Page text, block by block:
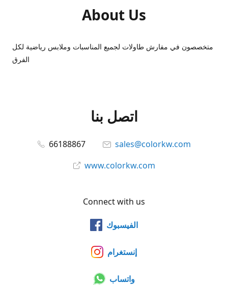
About Us
متخصصون في مفارش طاولات لجميع المناسبات وملابس رياضية لكل
الفرق
اتصل بنا
66188867
sales@colorkw.com
www.colorkw.com
Connect with us
الفيسبوك
إنستغرام
واتساب